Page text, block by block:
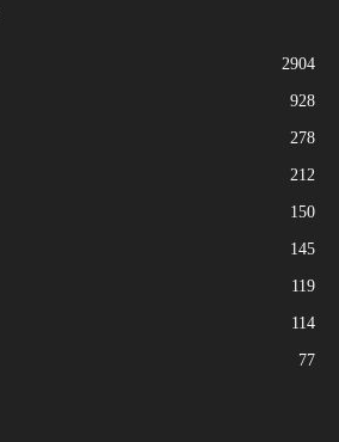
2904
928
278
212
150
145
119
114
77